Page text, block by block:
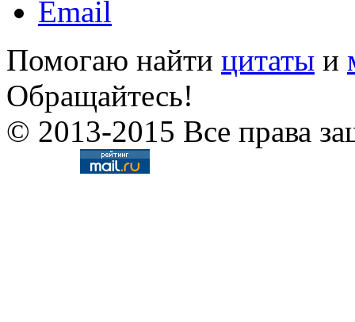
Помогаю найти цитаты и
Обращайтесь!
© 2013-2015 Все права